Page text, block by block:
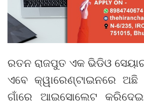
ରତନ ରାଜପୁତ ଏକ ଭିଡିଓ
ଏବେ କ୍ୱାରେଣ୍ଟାଇନରେ
ଗାଁରେ ଆଇସୋଲେଟ